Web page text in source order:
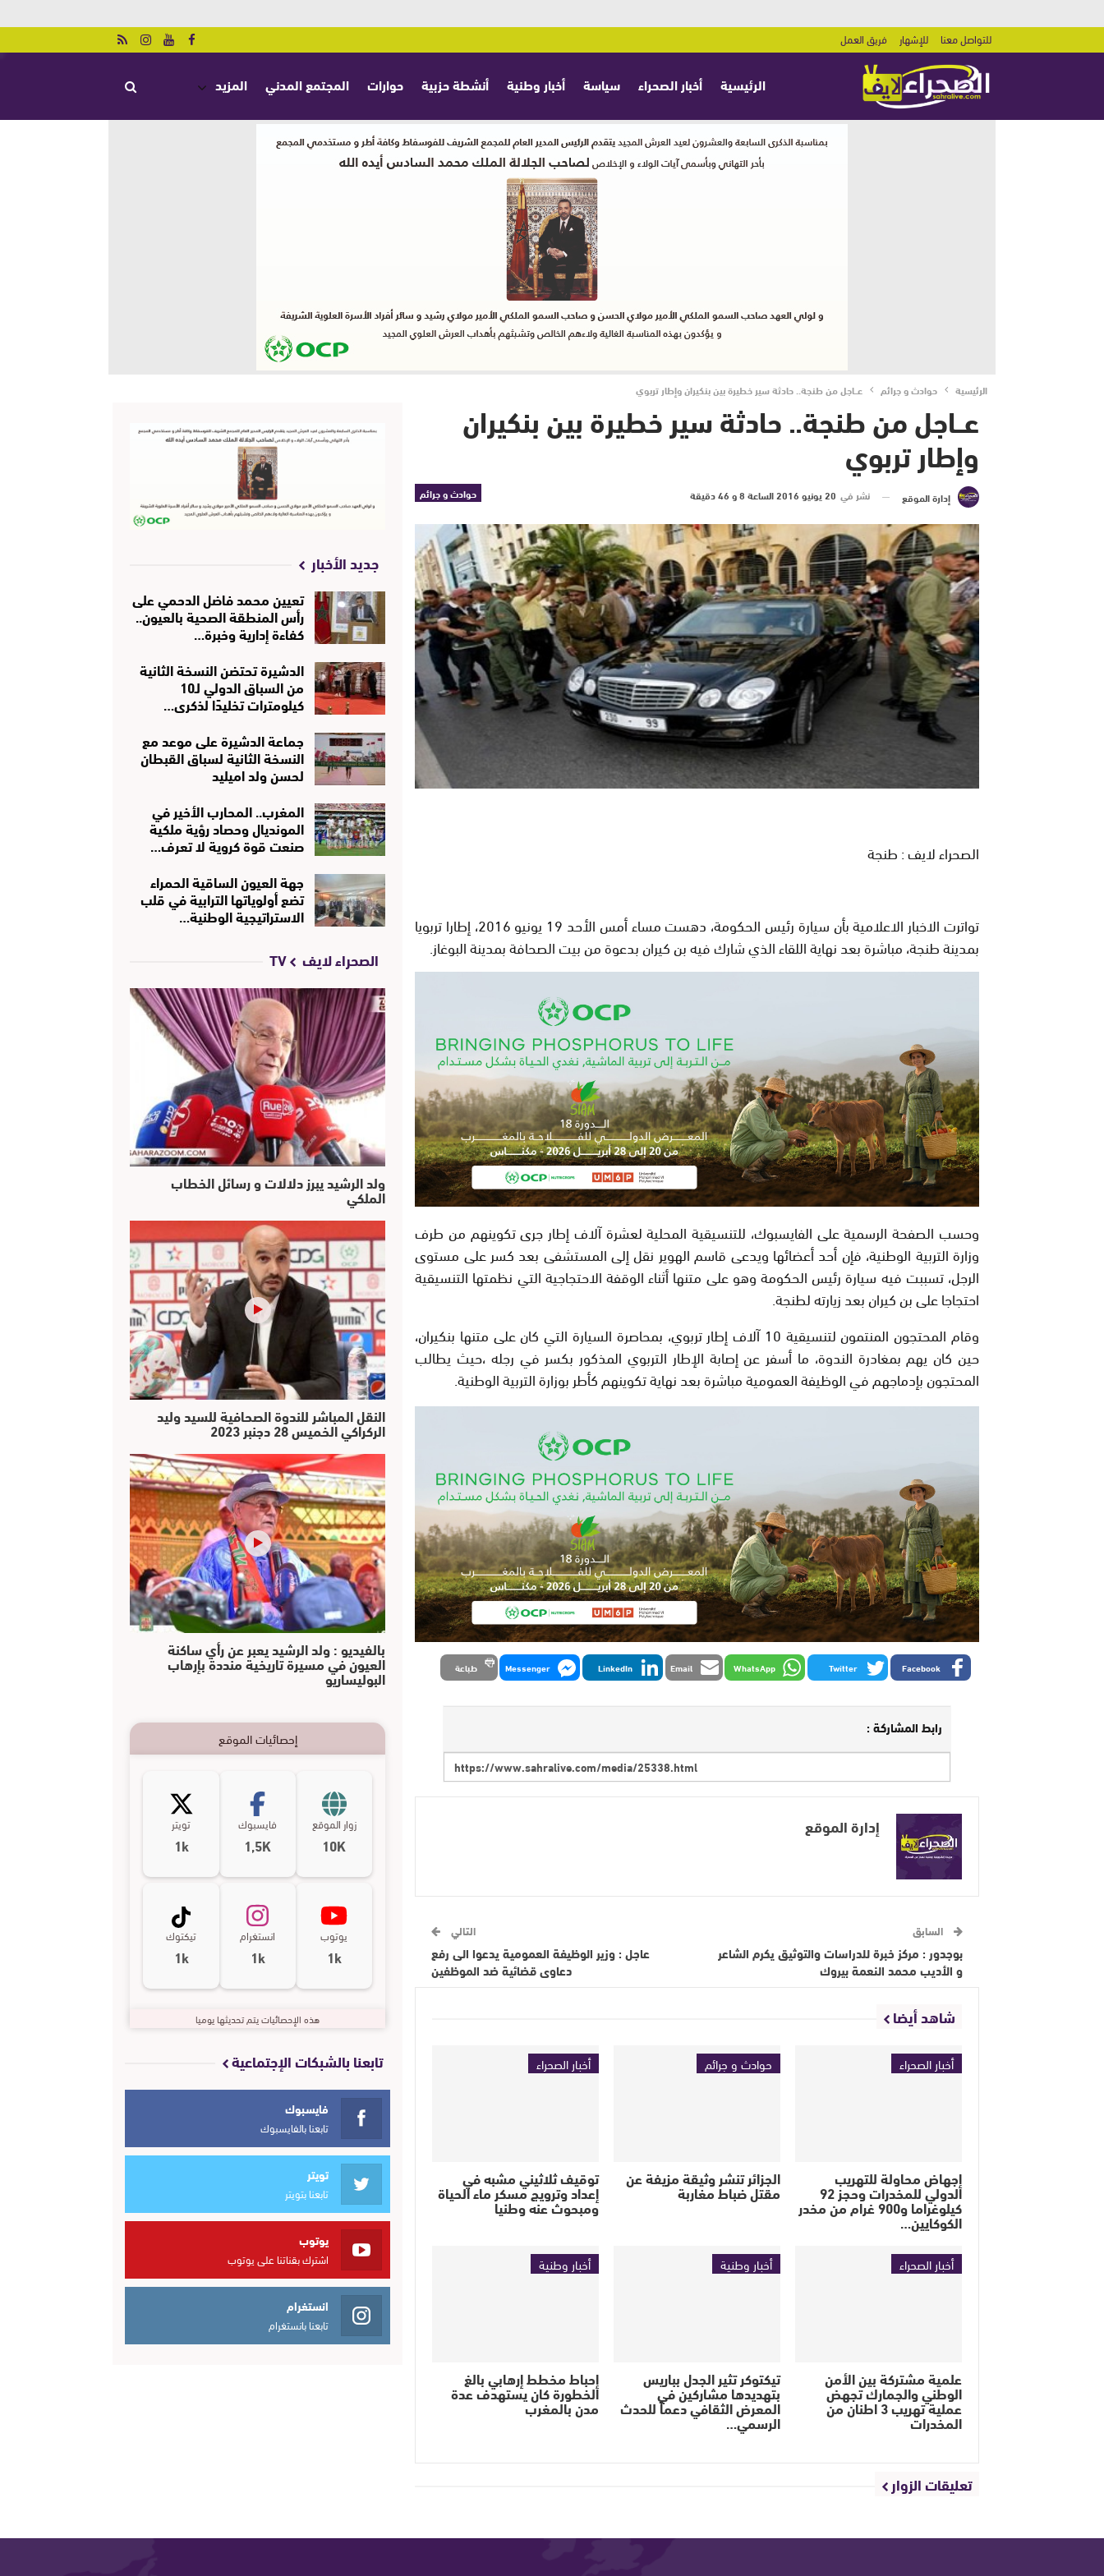
للتواصل معنا للإشهار فريق العمل
الرئيسية أخبار الصحراء سياسة أخبار وطنية أنشطة حزبية حوارات المجتمع المدني المزيد
الرئيسية حوادث و جرائم عــاجل من طنجة.. حادثة سير خطيرة بين بنكيران وإطار تربوي
عــاجل من طنجة.. حادثة سير خطيرة بين بنكيران
وإطار تربوي
حوادث و جرائم إدارة الموقع نشر في 20 يونيو 2016 الساعة 8 و 46 دقيقة
الصحراء لايف : طنجة
تواترت الاخبار الاعلامية بأن سيارة رئيس الحكومة، دهست مساء أمس الأحد 19 يونيو 2016، إطارا تربويا
بمدينة طنجة، مباشرة بعد نهاية اللقاء الذي شارك فيه بن كيران بدعوة من بيت الصحافة بمدينة البوغاز.
وحسب الصفحة الرسمية على الفايسبوك، للتنسيقية المحلية لعشرة آلاف إطار جرى تكوينهم من طرف
وزارة التربية الوطنية، فإن أحد أعضائها ويدعى قاسم الهوير نقل إلى المستشفى بعد كسر على مستوى
الرجل، تسببت فيه سيارة رئيس الحكومة وهو على متنها أثناء الوقفة الاحتجاجية التي نظمتها التنسيقية
احتجاجا على بن كيران بعد زيارته لطنجة.
وقام المحتجون المنتمون لتنسيقية 10 آلاف إطار تربوي، بمحاصرة السيارة التي كان على متنها بنكيران،
حين كان يهم بمغادرة الندوة، ما أسفر عن إصابة الإطار التربوي المذكور بكسر في رجله ،حيث يطالب
المحتجون بإدماجهم في الوظيفة العمومية مباشرة بعد نهاية تكوينهم كأطر بوزارة التربية الوطنية.
Facebook
Twitter
WhatsApp
Email
LinkedIn
Messenger طباعة
رابط المشاركة :
إدارة الموقع
السابق
بوجدور : مركز خبرة للدراسات والتوثيق يكرم الشاعر
و الأديب محمد النعمة بيروك
التالي
عاجل : وزير الوظيفة العمومية يدعوا الى رفع
دعاوى قضائية ضد الموظفين
شاهد أيضا
أخبار الصحراء
إجهاض محاولة للتهريب
الدولي للمخدرات وحجز 92
كيلوغراما و900 غرام من مخدر
الكوكايين…
حوادث و جرائم
الجزائر تنشر وثيقة مزيفة عن
مقتل ضباط مغاربة
أخبار الصحراء
توقيف ثلاثيني مشبه في
إعداد وترويج مسكر ماء الحياة
ومبحوث عنه وطنيا
أخبار الصحراء
علمية مشتركة بين الأمن
الوطني والجمارك تجهض
عملية تهريب 3 اطنان من
المخدرات
أخبار وطنية
تيكتوكر تثير الجدل بباريس
بتهديدها مشاركين في
المعرض الثقافي دعماً للحدث
الرسمي…
أخبار وطنية
إحباط مخطط إرهابي بالغ
الخطورة كان يستهدف عدة
مدن بالمغرب
تعليقات الزوار
جديد الأخبار
تعيين محمد فاضل الدحمي على
رأس المنطقة الصحية بالعيون..
كفاءة إدارية وخبرة…
الدشيرة تحتضن النسخة الثانية
من السباق الدولي لـ10
كيلومترات تخليدًا لذكرى…
جماعة الدشيرة على موعد مع
النسخة الثانية لسباق القبطان
لحسن ولد اميليد
المغرب.. المحارب الأخير في
المونديال وحصاد رؤية ملكية
صنعت قوة كروية لا تعرف…
جهة العيون الساقية الحمراء
تضع أولوياتها الترابية في قلب
الاستراتيجية الوطنية…
الصحراء لايف TV
ولد الرشيد يبرز دلالات و رسائل الخطاب
الملكي
النقل المباشر للندوة الصحافية للسيد وليد
الركراكي الخميس 28 دجنبر 2023
بالفيديو : ولد الرشيد يعبر عن رأي ساكنة
العيون في مسيرة تاريخية منددة بإرهاب
البوليساريو
إحصائيات الموقع
زوار الموقع
10K
فايسبوك
1,5K
تويتر
1k
يوتوب
1k
انستغرام
1k
تيكتوك
1k
هذه الإحصائيات يتم تحديثها يوميا
تابعنا بالشبكات الإجتماعية
فايسبوك
تابعنا بالفايسبوك
تويتر
تابعنا بتويتر
يوتوب
اشترك بقناتنا على يوتوب
انستغرام
تابعنا بانستغرام